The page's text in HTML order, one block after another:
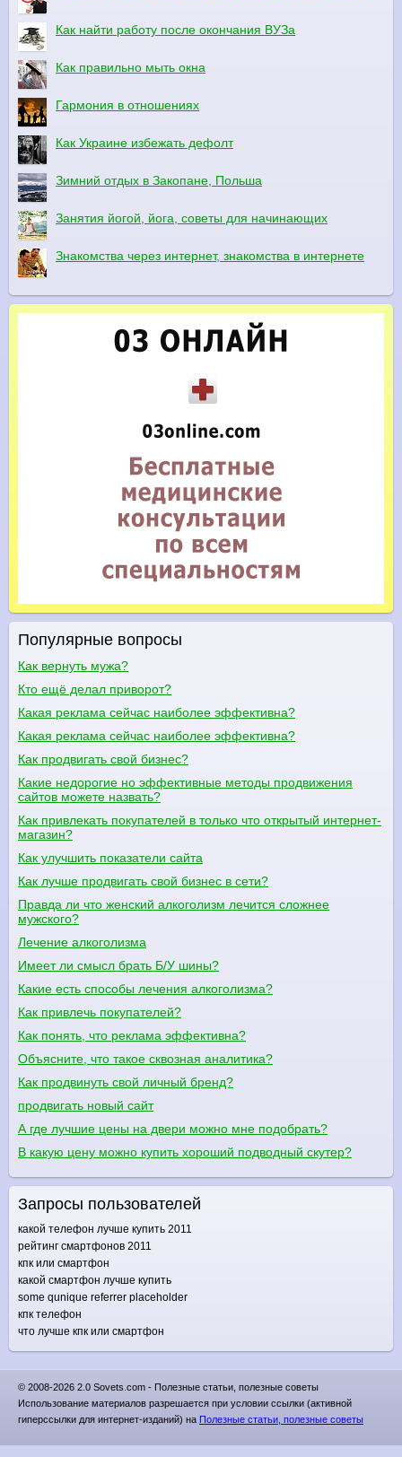
Как найти работу после окончания ВУЗа
Как правильно мыть окна
Гармония в отношениях
Как Украине избежать дефолт
Зимний отдых в Закопане, Польша
Занятия йогой, йога, советы для начинающих
Знакомства через интернет, знакомства в интернете
Популярные вопросы
Как вернуть мужа?
Кто ещё делал приворот?
Какая реклама сейчас наиболее эффективна?
Какая реклама сейчас наиболее эффективна?
Как продвигать свой бизнес?
Какие недорогие но эффективные методы продвижения
сайтов можете назвать?
Как привлекать покупателей в только что открытый интернет-
магазин?
Как улучшить показатели сайта
Как лучше продвигать свой бизнес в сети?
Правда ли что женский алкоголизм лечится сложнее
мужского?
Лечение алкоголизма
Имеет ли смысл брать Б/У шины?
Какие есть способы лечения алкоголизма?
Как привлечь покупателей?
Как понять, что реклама эффективна?
Объясните, что такое сквозная аналитика?
Как продвинуть свой личный бренд?
продвигать новый сайт
А где лучшие цены на двери можно мне подобрать?
В какую цену можно купить хороший подводный скутер?
Запросы пользователей
какой телефон лучше купить 2011
рейтинг смартфонов 2011
кпк или смартфон
какой смартфон лучше купить
some qunique referrer placeholder
кпк телефон
что лучше кпк или смартфон
© 2008-2026 2.0 Sovets.com - Полезные статьи, полезные советы
Использование материалов разрешается при условии ссылки (активной
гиперссылки для интернет-изданий) на Полезные статьи, полезные советы